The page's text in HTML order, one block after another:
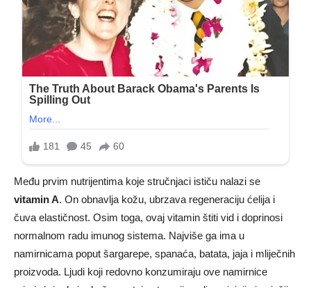
Među prvim nutrijentima koje stručnjaci ističu nalazi se
vitamin A. On obnavlja kožu, ubrzava regeneraciju ćelija i
čuva elastičnost. Osim toga, ovaj vitamin štiti vid i doprinosi
normalnom radu imunog sistema. Najviše ga ima u
namirnicama poput šargarepe, spanaća, batata, jaja i mliječnih
proizvoda. Ljudi koji redovno konzumiraju ove namirnice